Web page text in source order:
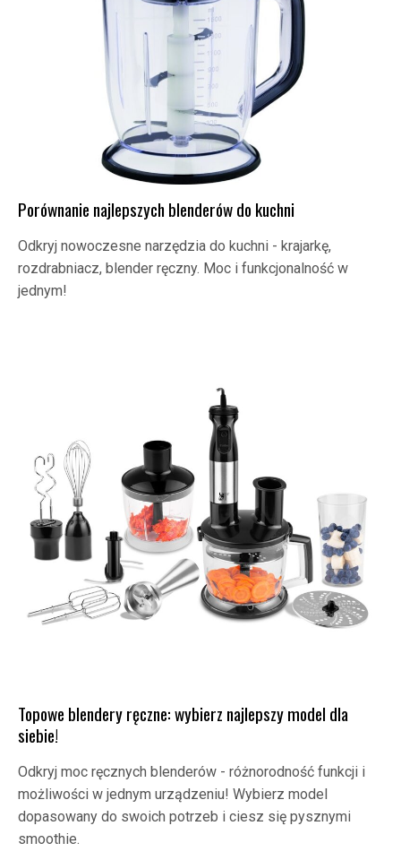
Porównanie najlepszych blenderów do kuchni
Odkryj nowoczesne narzędzia do kuchni - krajarkę,
rozdrabniacz, blender ręczny. Moc i funkcjonalność w
jednym!
Topowe blendery ręczne: wybierz najlepszy model dla
siebie!
Odkryj moc ręcznych blenderów - różnorodność funkcji i
możliwości w jednym urządzeniu! Wybierz model
dopasowany do swoich potrzeb i ciesz się pysznymi
smoothie.